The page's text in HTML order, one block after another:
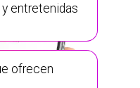
entretenidas
ofrecen